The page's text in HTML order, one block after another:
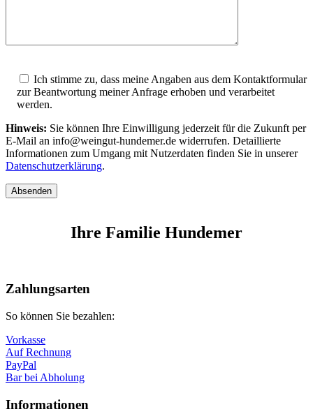
Ich stimme zu, dass meine Angaben aus dem Kontaktformular
zur Beantwortung meiner Anfrage erhoben und verarbeitet
werden.
Hinweis: Sie können Ihre Einwilligung jederzeit für die Zukunft per
E-Mail an info@weingut-hundemer.de widerrufen. Detaillierte
Informationen zum Umgang mit Nutzerdaten finden Sie in unserer
Datenschutzerklärung.
Ihre Familie Hundemer
Zahlungsarten
So können Sie bezahlen:
Vorkasse
Auf Rechnung
PayPal
Bar bei Abholung
Informationen